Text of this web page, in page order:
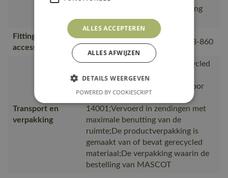
wassen., Geschikt voor plaatsing
van een HF-chip.
Fitting
accessories
18050-802, 50602-010, 50143-860
Transport en
verpakking
is gemaakt van of bevat gerecycled
materiaal, Van productie naar
magazijnen getransporteerd door
transportpartners met ISO
14001;Vervoerd in zendingen met
maximale benutting van de
ruimte;De productverpakking is
gemaakt van of bevat gerecycled
materiaal;De verpakking waarin de
bestelling van MASCOT
ALLES ACCEPTEREN
ALLES AFWIJZEN
DETAILS WEERGEVEN
POWERED BY COOKIESCRIPT